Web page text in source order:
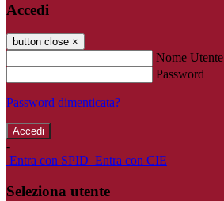
Accedi
button close ×
Nome Utente
Password
Password dimenticata?
-
Entra con SPID Entra con CIE
Seleziona utente